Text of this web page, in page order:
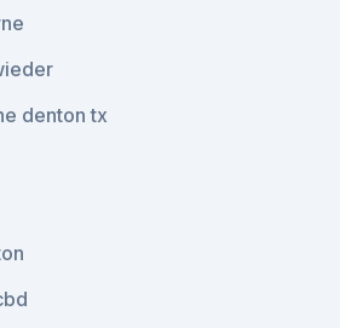
denton tx